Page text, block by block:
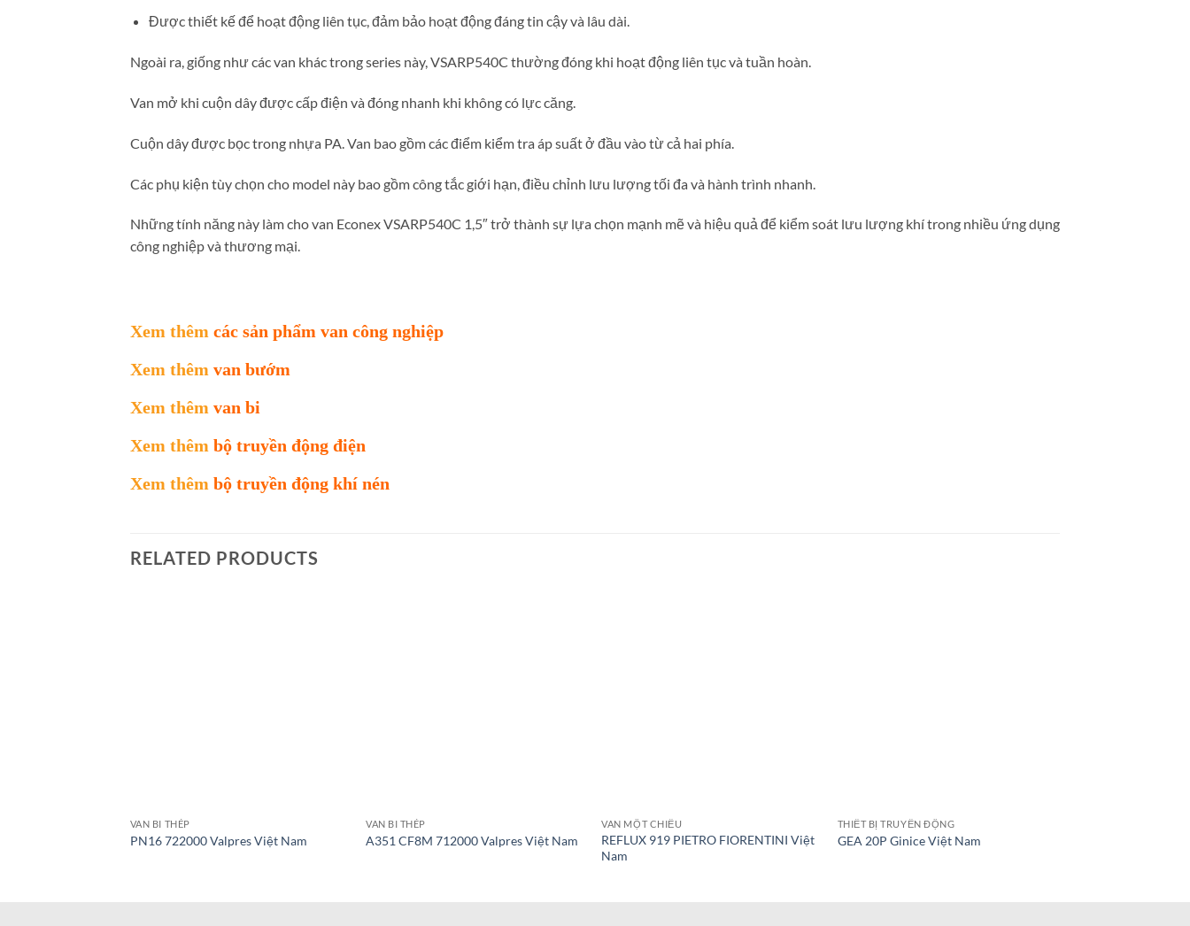
Được thiết kế để hoạt động liên tục, đảm bảo hoạt động đáng tin cậy và lâu dài.
Ngoài ra, giống như các van khác trong series này, VSARP540C thường đóng khi hoạt động liên tục và tuần hoàn.
Van mở khi cuộn dây được cấp điện và đóng nhanh khi không có lực căng.
Cuộn dây được bọc trong nhựa PA. Van bao gồm các điểm kiểm tra áp suất ở đầu vào từ cả hai phía.
Các phụ kiện tùy chọn cho model này bao gồm công tắc giới hạn, điều chỉnh lưu lượng tối đa và hành trình nhanh.
Những tính năng này làm cho van Econex VSARP540C 1,5″ trở thành sự lựa chọn mạnh mẽ và hiệu quả để kiểm soát lưu lượng khí trong nhiều ứng dụng
công nghiệp và thương mại.
Xem thêm các sản phẩm van công nghiệp
Xem thêm van bướm
Xem thêm van bi
Xem thêm bộ truyền động điện
Xem thêm bộ truyền động khí nén
RELATED PRODUCTS
VAN BI THÉP
PN16 722000 Valpres Việt Nam
VAN BI THÉP
A351 CF8M 712000 Valpres Việt Nam
VAN MỘT CHIỀU
REFLUX 919 PIETRO FIORENTINI Việt
Nam
THIẾT BỊ TRUYỀN ĐỘNG
GEA 20P Ginice Việt Nam